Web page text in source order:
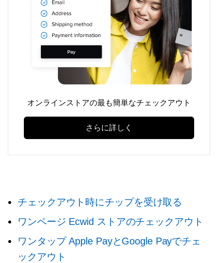
オンラインストアの最も簡単なチェックアウト
さらに詳しく
チェックアウト時にチップを受け取る
ワンページ Ecwid ストアのチェックアウト
ワンタップApple PayとGoogle Payでチェ
ックアウト